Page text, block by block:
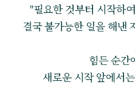
"필요한 것부터 시작하
결국 불가능한 일을 해낸
힘든 순간
새로운 시작 앞에서